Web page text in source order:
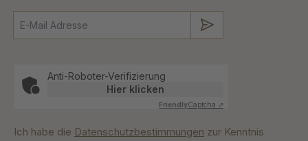
Anti-Roboter-Verifizierung
Hier klicken
FriendlyCaptcha ⇗
Ich habe die Datenschutzbestimmungen zur Kenntnis